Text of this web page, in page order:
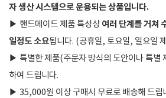
자 생산 시스템으로 운용되는 상품입니다.
▶ 핸드메이드 제품 특성상 여러 단계를 거쳐
일정도 소요됩니다. (공휴일, 토요일, 일요일
▶ 특별한 제품(주문자 방식의 도안이나 특별
하여 드립니다.
▶ 35,000원 이상 구매시 무료로 배송해 드립